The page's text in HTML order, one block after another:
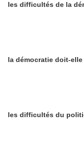
les difficultés de la
la démocratie doit-
les difficultés du